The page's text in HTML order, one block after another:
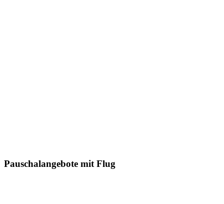
Pauschalangebote mit Flug